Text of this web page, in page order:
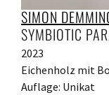
SIMON
SYMBIOTIC
2023
Eichenholz mit
Auflage: Unikat